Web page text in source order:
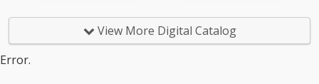
View More Digital Catalog
Error.